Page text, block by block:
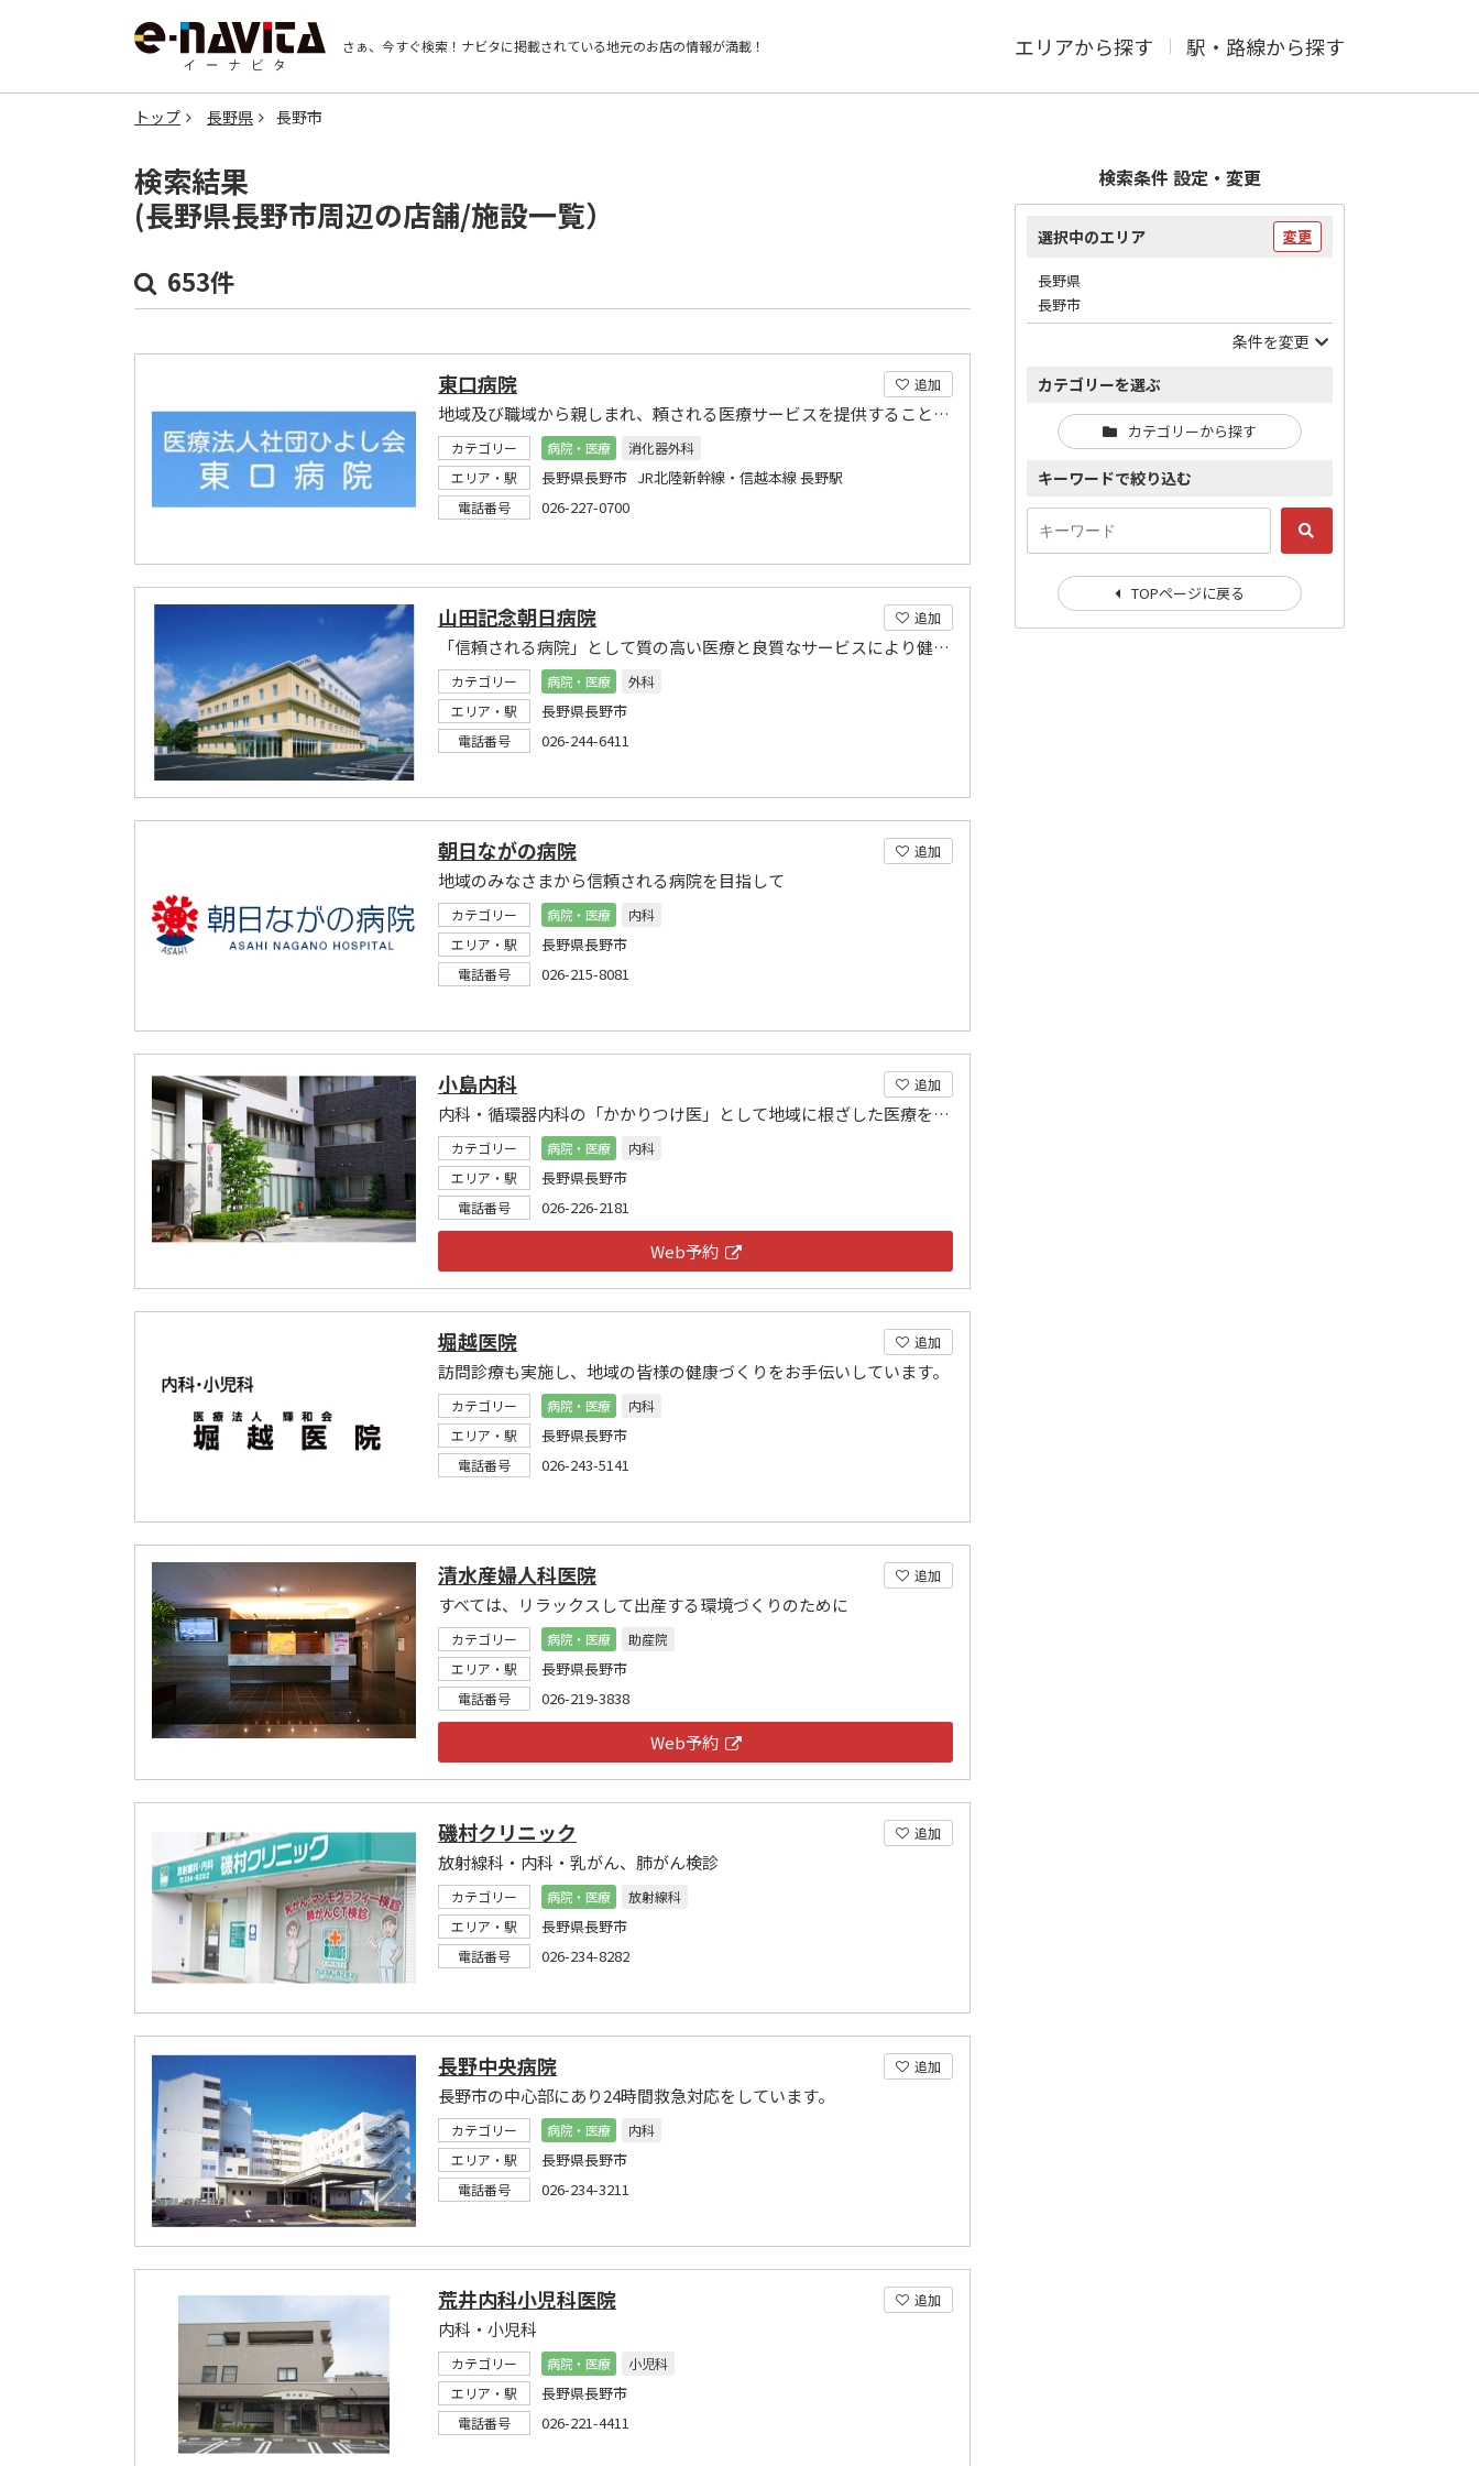
さぁ、今すぐ検索！ ナビタに掲載されている地元のお店の情報が満載！ エリアから探す 駅・路線から探す
トップ 長野県 長野市
検索結果
(長野県長野市周辺の店舗/施設一覧）
653件
追加
東口病院
地域及び職域から親しまれ、頼される医療サービスを提供することをめざします
カテゴリー 病院・医療
消化器外科
エリア・駅
長野県長野市 JR北陸新幹線・信越本線 長野駅
電話番号 026-227-0700
追加
山田記念朝日病院
「信頼される病院」として質の高い医療と良質なサービスにより健康づくりのお手伝いをします。
カテゴリー 病院・医療
外科
エリア・駅
長野県長野市
電話番号 026-244-6411
追加
朝日ながの病院
地域のみなさまから信頼される病院を目指して
カテゴリー 病院・医療
内科
エリア・駅
長野県長野市
電話番号 026-215-8081
追加
小島内科
内科・循環器内科の「かかりつけ医」として地域に根ざした医療を目指します。
カテゴリー 病院・医療
内科
エリア・駅
長野県長野市
電話番号 026-226-2181
Web予約
追加
堀越医院
訪問診療も実施し、地域の皆様の健康づくりをお手伝いしています。
カテゴリー 病院・医療
内科
エリア・駅
長野県長野市
電話番号 026-243-5141
追加
清水産婦人科医院
すべては、リラックスして出産する環境づくりのために
カテゴリー 病院・医療
助産院
エリア・駅
長野県長野市
電話番号 026-219-3838
Web予約
追加
磯村クリニック
放射線科・内科・乳がん、肺がん検診
カテゴリー 病院・医療
放射線科
エリア・駅
長野県長野市
電話番号 026-234-8282
追加
長野中央病院
長野市の中心部にあり24時間救急対応をしています。
カテゴリー 病院・医療
内科
エリア・駅
長野県長野市
電話番号 026-234-3211
追加
荒井内科小児科医院
内科・小児科
カテゴリー 病院・医療
小児科
エリア・駅
長野県長野市
電話番号 026-221-4411
検索条件 設定・変更
選択中のエリア 変更
長野県
長野市
条件を変更
カテゴリーを選ぶ
カテゴリーから探す
キーワードで絞り込む
TOPページに戻る